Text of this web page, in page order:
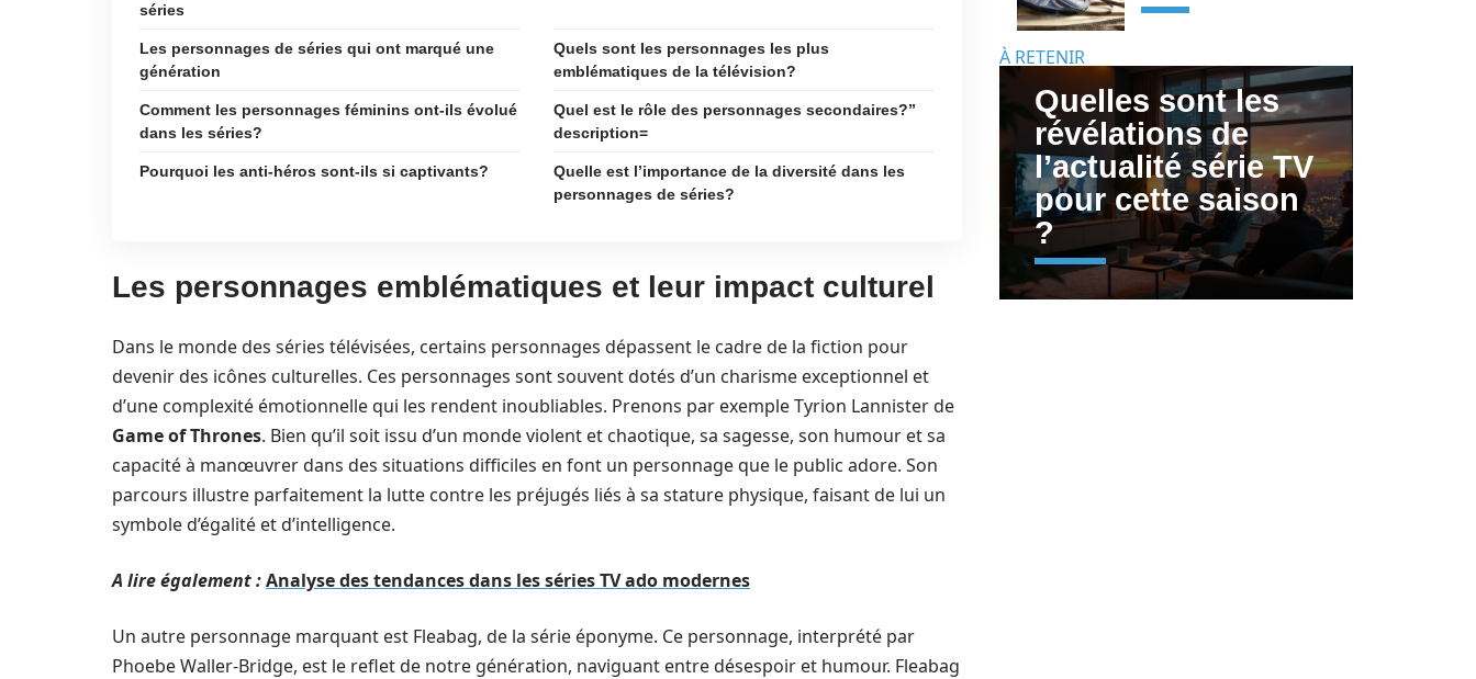
séries
Les personnages de séries qui ont marqué une
génération
Quels sont les personnages les plus
emblématiques de la télévision?
Comment les personnages féminins ont-ils évolué
dans les séries?
Quel est le rôle des personnages secondaires?”
description=
Pourquoi les anti-héros sont-ils si captivants?
Quelle est l’importance de la diversité dans les
personnages de séries?
Les personnages emblématiques et leur impact culturel
Dans le monde des séries télévisées, certains personnages dépassent le cadre de la fiction pour
devenir des icônes culturelles. Ces personnages sont souvent dotés d’un charisme exceptionnel et
d’une complexité émotionnelle qui les rendent inoubliables. Prenons par exemple Tyrion Lannister de
Game of Thrones. Bien qu’il soit issu d’un monde violent et chaotique, sa sagesse, son humour et sa
capacité à manœuvrer dans des situations difficiles en font un personnage que le public adore. Son
parcours illustre parfaitement la lutte contre les préjugés liés à sa stature physique, faisant de lui un
symbole d’égalité et d’intelligence.
A lire également :Analyse des tendances dans les séries TV ado modernes
Un autre personnage marquant est Fleabag, de la série éponyme. Ce personnage, interprété par
Phoebe Waller-Bridge, est le reflet de notre génération, naviguant entre désespoir et humour. Fleabag
À RETENIR
Quelles sont les
révélations de
l’actualité série TV
pour cette saison
?